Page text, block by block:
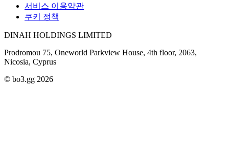
서비스 이용약관
쿠키 정책
DINAH HOLDINGS LIMITED
Prodromou 75, Oneworld Parkview House, 4th floor, 2063,
Nicosia, Cyprus
© bo3.gg 2026